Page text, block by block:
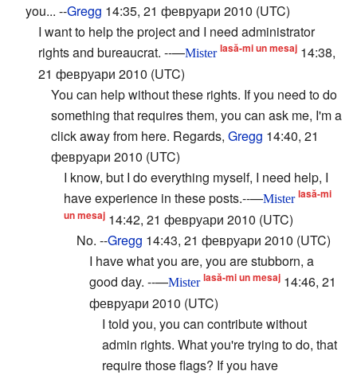
you... --Gregg 14:35, 21 февруари 2010 (UTC)
I want to help the project and I need administrator
rights and bureaucrat. --—Mister lasă-mi un mesaj 14:38,
21 февруари 2010 (UTC)
You can help without these rights. If you need to do
something that requires them, you can ask me, I'm a
click away from here. Regards, Gregg 14:40, 21
февруари 2010 (UTC)
I know, but I do everything myself, I need help, I
have experience in these posts.--—Mister lasă-mi
un mesaj 14:42, 21 февруари 2010 (UTC)
No. --Gregg 14:43, 21 февруари 2010 (UTC)
I have what you are, you are stubborn, a
good day. --—Mister lasă-mi un mesaj 14:46, 21
февруари 2010 (UTC)
I told you, you can contribute without
admin rights. What you're trying to do, that
require those flags? If you have